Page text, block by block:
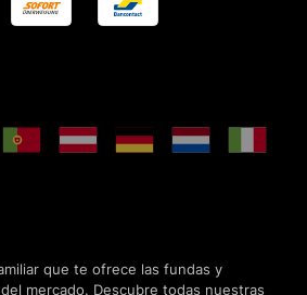
que te ofrece las fundas y
mercado. Descubre todas nuestras